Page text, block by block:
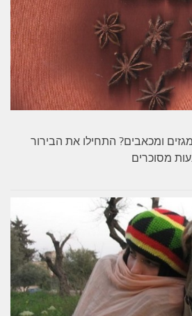
ומכאבים? התחילו את הבירור